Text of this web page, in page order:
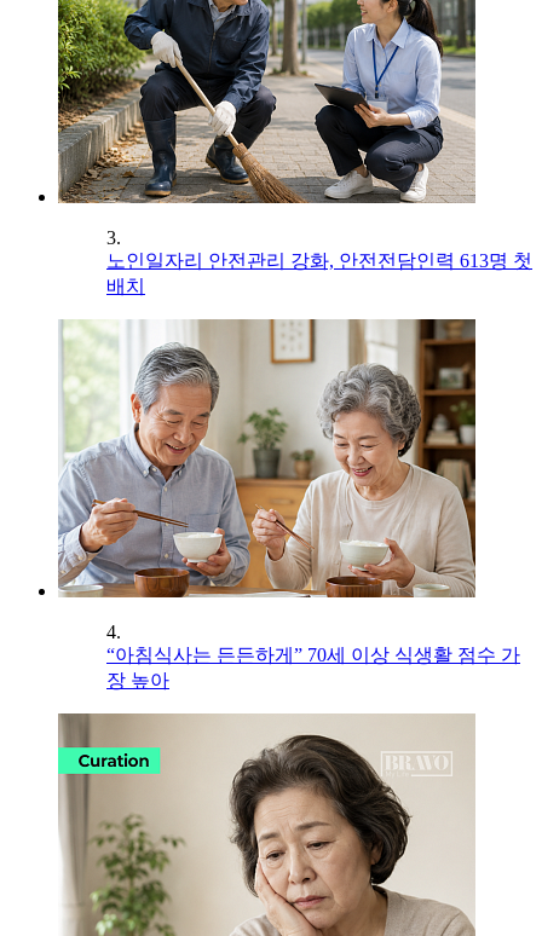
3.
노인일자리 안전관리 강화, 안전전담인력 613명 첫
배치
4.
“아침식사는 든든하게” 70세 이상 식생활 점수 가
장 높아